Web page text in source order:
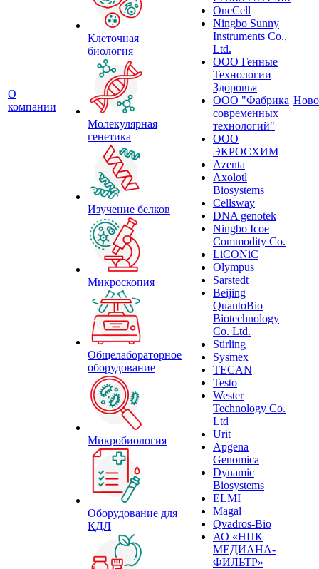
О
компании
Клеточная
биология
Молекулярная
генетика
Изучение белков
Микроскопия
Общелабораторное
оборудование
Микробиология
Оборудование для
КДЛ
OneCell
Ningbo Sunny
Instruments Co.,
Ltd.
ООО Генные
Технологии
Здоровья
ООО "Фабрика
современных
технологий"
ООО
ЭКРОСХИМ
Azenta
Axolotl
Biosystems
Cellsway
DNA genotek
Ningbo Icoe
Commodity Co.
LiCONiC
Olympus
Sarstedt
Beijing
QuantoBio
Biotechnology
Co. Ltd.
Stirling
Sysmex
TECAN
Testo
Wester
Technology Co.
Ltd
Urit
Apgena
Genomica
Dynamic
Biosystems
ELMI
Magal
Qvadros-Bio
АО «НПК
МЕДИАНА-
ФИЛЬТР»